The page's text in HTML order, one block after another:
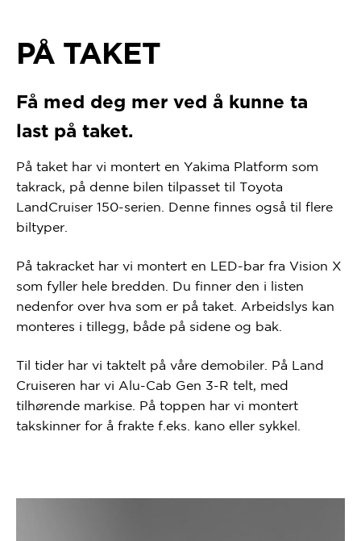
PÅ TAKET
Få med deg mer ved å kunne ta
last på taket.
På taket har vi montert en Yakima Platform som
takrack, på denne bilen tilpasset til Toyota
LandCruiser 150-serien. Denne finnes også til flere
biltyper.
På takracket har vi montert en LED-bar fra Vision X
som fyller hele bredden. Du finner den i listen
nedenfor over hva som er på taket. Arbeidslys kan
monteres i tillegg, både på sidene og bak.
Til tider har vi taktelt på våre demobiler. På Land
Cruiseren har vi Alu-Cab Gen 3-R telt, med
tilhørende markise. På toppen har vi montert
takskinner for å frakte f.eks. kano eller sykkel.